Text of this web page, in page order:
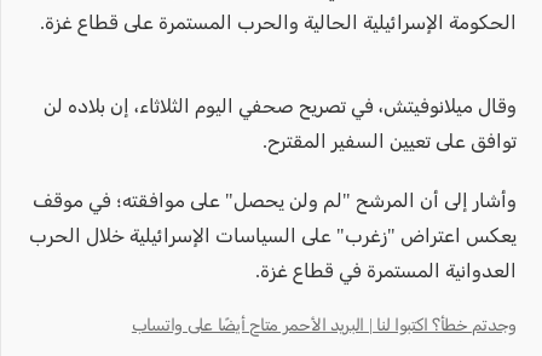
الحكومة الإسرائيلية الحالية والحرب المستمرة على قطاع غزة.
وقال ميلانوفيتش، في تصريح صحفي اليوم الثلاثاء، إن بلاده لن
توافق على تعيين السفير المقترح.
وأشار إلى أن المرشح "لم ولن يحصل" على موافقته؛ في موقف
يعكس اعتراض "زغرب" على السياسات الإسرائيلية خلال الحرب
العدوانية المستمرة في قطاع غزة.
وجدتم خطأ؟ اكتبوا لنا | البريد الأحمر متاح أيضًا على واتساب